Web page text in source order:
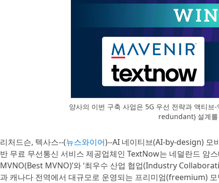
양사의 이번 구축 사업은 5G 우선 전략과 액티
redundant) 설계
리처드슨, 텍사스--(뉴스와이어)--AI 네이티브(AI-by-design) 모
반 무료 무선통신 서비스 제공업체인 TextNow는 네덜란드 암
MVNO(Best MVNO)’와 ‘최우수 산업 협업(Industry
과 캐나다 전역에서 대규모로 운영되는 프리미엄(freemium)